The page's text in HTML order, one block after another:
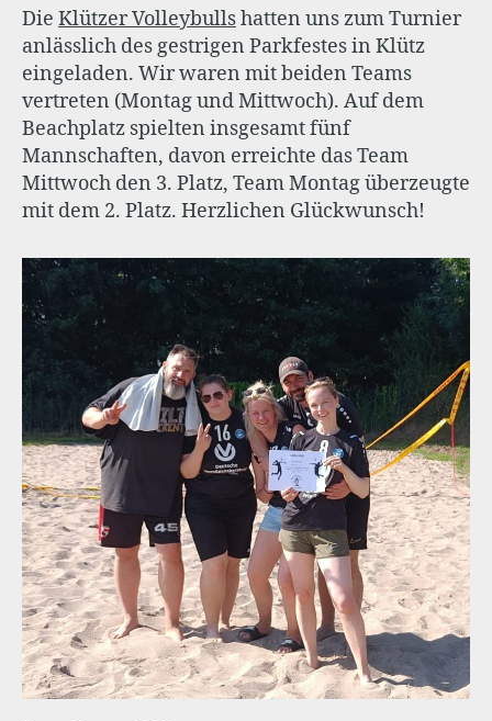
Die Klützer Volleybullshatten uns zum Turnier
anlässlich des gestrigen Parkfestes in Klütz
eingeladen. Wir waren mit beiden Teams
vertreten (Montag und Mittwoch). Auf dem
Beachplatz spielten insgesamt fünf
Mannschaften, davon erreichte das Team
Mittwoch den 3. Platz, Team Montag überzeugte
mit dem 2. Platz. Herzlichen Glückwunsch!